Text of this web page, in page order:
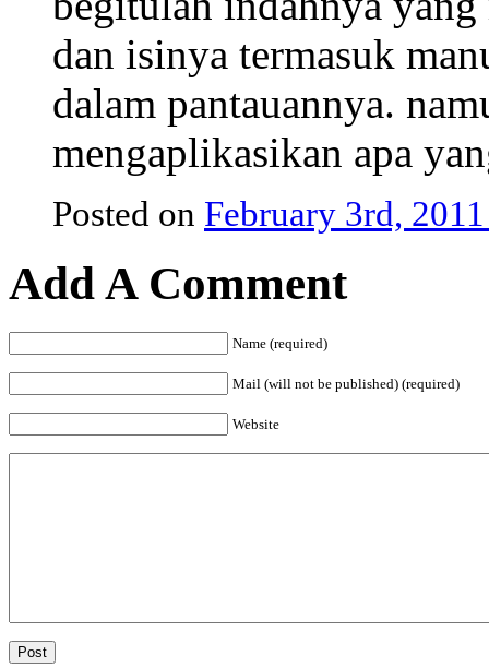
dan isinya termasuk
dalam pantauannya.
mengaplikasikan apa
Posted on February 3rd,
Add A Comment
Name (required)
Mail (will not be published) (required)
Website